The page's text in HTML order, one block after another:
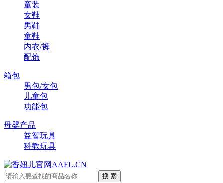
童装
女鞋
男鞋
童鞋
内衣/裤
配饰
箱包
男包/女包
儿童包
功能包
母婴产品
益智玩具
科教玩具